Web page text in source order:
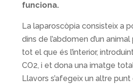
funciona.
La laparoscòpia consisteix a
dins de l’abdomen d’un
tot el que és l’interior,
CO2, i et dona una imatge
Llavors s’afegeix un altre punt